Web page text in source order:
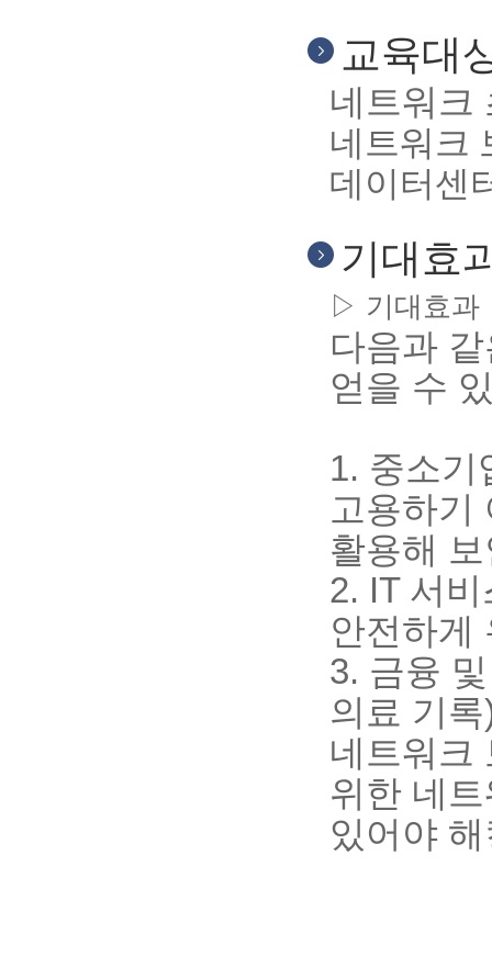
교육대
네트워크
네트워크
데이터센
기대효
▷ 기대효과
다음과
얻을 수
1. 중소기
고용하기
활용해
2. IT 서
안전하게
3. 금융
의료 기록
네트워크
위한 네
있어야